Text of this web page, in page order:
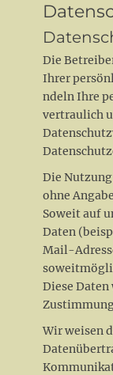
Die
Ihrer
ndeln Ihre
vertraulich
Die
ohne
Soweit auf
Daten
Mail-
Diese
Wir weisen